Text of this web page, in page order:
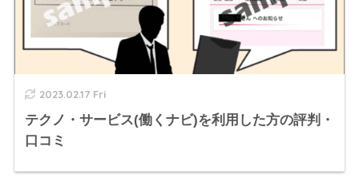
2023.02.17 Fri
テクノ・サービス(働くナビ)を利用した方の評判・
口コミ